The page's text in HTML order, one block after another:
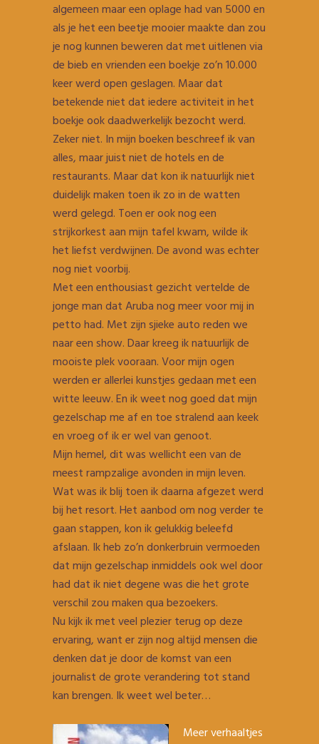
algemeen maar een oplage had van 5000 en
als je het een beetje mooier maakte dan zou
je nog kunnen beweren dat met uitlenen via
de bieb en vrienden een boekje zo’n 10.000
keer werd open geslagen. Maar dat
betekende niet dat iedere activiteit in het
boekje ook daadwerkelijk bezocht werd.
Zeker niet. In mijn boeken beschreef ik van
alles, maar juist niet de hotels en de
restaurants. Maar dat kon ik natuurlijk niet
duidelijk maken toen ik zo in de watten
werd gelegd. Toen er ook nog een
strijkorkest aan mijn tafel kwam, wilde ik
het liefst verdwijnen. De avond was echter
nog niet voorbij.
Met een enthousiast gezicht vertelde de
jonge man dat Aruba nog meer voor mij in
petto had. Met zijn sjieke auto reden we
naar een show. Daar kreeg ik natuurlijk de
mooiste plek vooraan. Voor mijn ogen
werden er allerlei kunstjes gedaan met een
witte leeuw. En ik weet nog goed dat mijn
gezelschap me af en toe stralend aan keek
en vroeg of ik er wel van genoot.
Mijn hemel, dit was wellicht een van de
meest rampzalige avonden in mijn leven.
Wat was ik blij toen ik daarna afgezet werd
bij het resort. Het aanbod om nog verder te
gaan stappen, kon ik gelukkig beleefd
afslaan. Ik heb zo’n donkerbruin vermoeden
dat mijn gezelschap inmiddels ook wel door
had dat ik niet degene was die het grote
verschil zou maken qua bezoekers.
Nu kijk ik met veel plezier terug op deze
ervaring, want er zijn nog altijd mensen die
denken dat je door de komst van een
journalist de grote verandering tot stand
kan brengen. Ik weet wel beter…
Meer verhaaltjes